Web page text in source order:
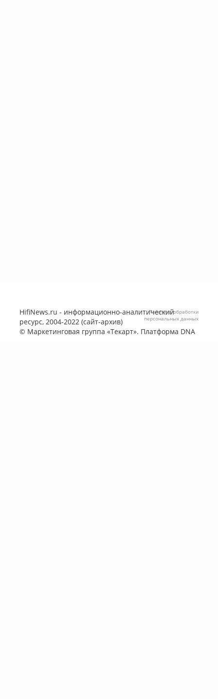
HifiNews.ru - информационно-аналитический
ресурс, 2004-2022 (сайт-архив)
© Маркетинговая группа «Текарт». Платформа DNA
Политика обработки
персональных данных